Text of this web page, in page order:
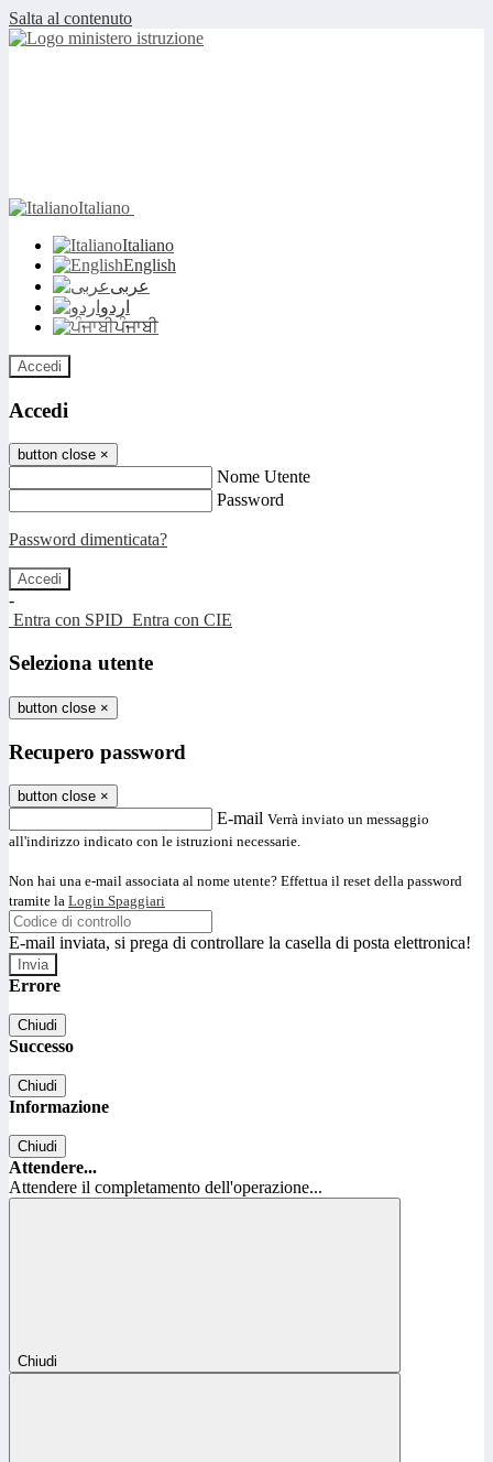
Salta al contenuto
Italiano
Italiano
English
عربى
اردو
ਪੰਜਾਬੀ
Accedi
Accedi
button close ×
Nome Utente
Password
Password dimenticata?
-
Entra con SPID Entra con CIE
Seleziona utente
button close ×
Recupero password
button close ×
E-mail Verrà inviato un messaggio
all'indirizzo indicato con le istruzioni necessarie.
Non hai una e-mail associata al nome utente? Effettua il reset della password
tramite la Login Spaggiari
E-mail inviata, si prega di controllare la casella di posta elettronica!
Errore
Chiudi
Successo
Chiudi
Informazione
Chiudi
Attendere...
Attendere il completamento dell'operazione...
Chiudi